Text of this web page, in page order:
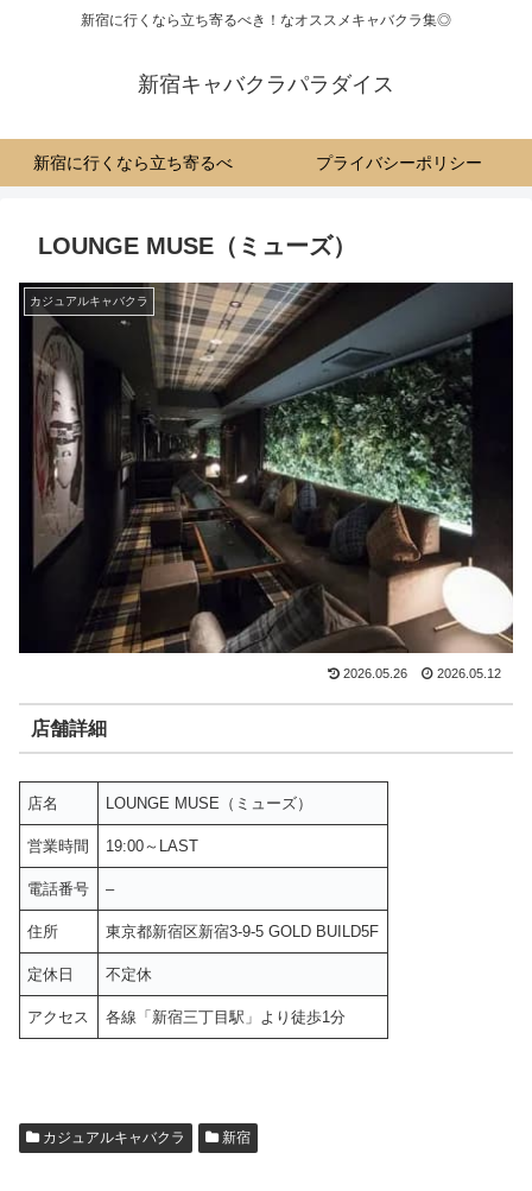
新宿に行くなら立ち寄るべき！なオススメキャバクラ集◎
新宿キャバクラパラダイス
新宿に行くなら立ち寄るべ
◎
プライバシーポリシー
LOUNGE MUSE（ミューズ）
カジュアルキャバクラ
2026.05.26 2026.05.12
店舗詳細
店名 LOUNGE MUSE（ミューズ）
営業時間 19:00～LAST
電話番号 –
住所 東京都新宿区新宿3-9-5 GOLD BUILD5F
定休日 不定休
アクセス 各線「新宿三丁目駅」より徒歩1分
カジュアルキャバクラ 新宿